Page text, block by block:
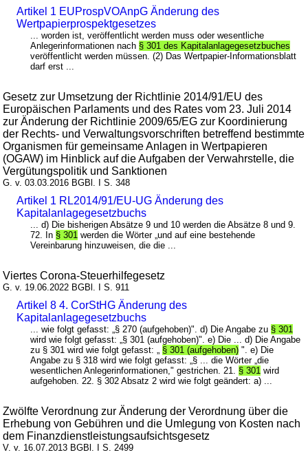
Artikel 1 EUProspVOAnpG Änderung des
Wertpapierprospektgesetzes
... worden ist, veröffentlicht werden muss oder wesentliche
Anlegerinformationen nach § 301 des Kapitalanlagegesetzbuches
veröffentlicht werden müssen. (2) Das Wertpapier-Informationsblatt
darf erst ...
Gesetz zur Umsetzung der Richtlinie 2014/91/EU des
Europäischen Parlaments und des Rates vom 23. Juli 2014
zur Änderung der Richtlinie 2009/65/EG zur Koordinierung
der Rechts- und Verwaltungsvorschriften betreffend bestimmte
Organismen für gemeinsame Anlagen in Wertpapieren
(OGAW) im Hinblick auf die Aufgaben der Verwahrstelle, die
Vergütungspolitik und Sanktionen
G. v. 03.03.2016 BGBl. I S. 348
Artikel 1 RL2014/91/EU-UG Änderung des
Kapitalanlagegesetzbuchs
... d) Die bisherigen Absätze 9 und 10 werden die Absätze 8 und 9.
72. In § 301 werden die Wörter „und auf eine bestehende
Vereinbarung hinzuweisen, die die ...
Viertes Corona-Steuerhilfegesetz
G. v. 19.06.2022 BGBl. I S. 911
Artikel 8 4. CorStHG Änderung des
Kapitalanlagegesetzbuchs
... wie folgt gefasst: „§ 270 (aufgehoben)". d) Die Angabe zu § 301
wird wie folgt gefasst: „§ 301 (aufgehoben)". e) Die ... d) Die Angabe
zu § 301 wird wie folgt gefasst: „ § 301 (aufgehoben) ". e) Die
Angabe zu § 318 wird wie folgt gefasst: „§ ... die Wörter „die
wesentlichen Anlegerinformationen," gestrichen. 21. § 301 wird
aufgehoben. 22. § 302 Absatz 2 wird wie folgt geändert: a) ...
Zwölfte Verordnung zur Änderung der Verordnung über die
Erhebung von Gebühren und die Umlegung von Kosten nach
dem Finanzdienstleistungsaufsichtsgesetz
V. v. 16.07.2013 BGBl. I S. 2499